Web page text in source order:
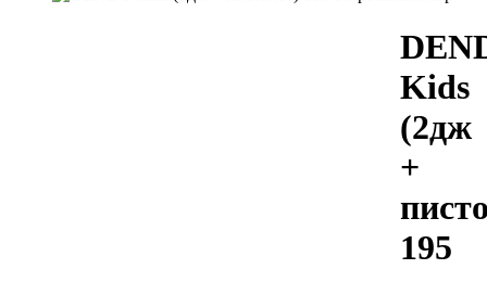
Kids
(2дж
+
195